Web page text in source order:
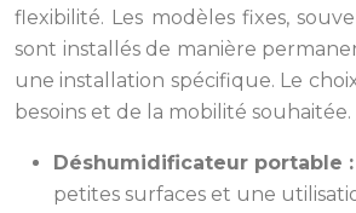
flexibilité. Les modèles fixes,
sont installés de manière
une installation spécifique. Le
besoins et de la mobilité souhaitée.
Déshumidificateur portable :
petites surfaces et une